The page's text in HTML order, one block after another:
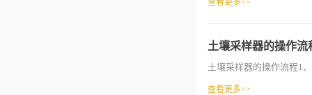
查看更多>>
土壤采样器的操作流
土壤采样器的操作流程1
查看更多>>